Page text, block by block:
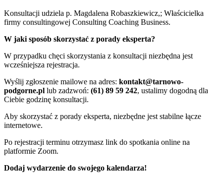
Konsultacji udziela p. Magdalena Robaszkiewicz,; Właścicielka
firmy consultingowej Consulting Coaching Business.
W jaki sposób skorzystać z porady eksperta?
W przypadku chęci skorzystania z konsultacji niezbędna jest
wcześniejsza rejestracja.
Wyślij zgłoszenie mailowe na adres: kontakt@tarnowo-
podgorne.pl lub zadzwoń: (61) 89 59 242, ustalimy dogodną dla
Ciebie godzinę konsultacji.
Aby skorzystać z porady eksperta, niezbędne jest stabilne łącze
internetowe.
Po rejestracji terminu otrzymasz link do spotkania online na
platformie Zoom.
Dodaj wydarzenie do swojego kalendarza!